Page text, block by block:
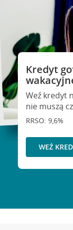
Kredyt
Weź kredyt
nie muszą
RRSO: 9,6%
WEŹ